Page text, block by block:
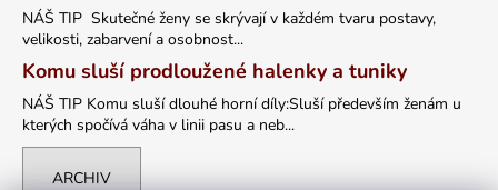
NÁŠ TIP Skutečné ženy se skrývají v každém tvaru postavy,
velikosti, zabarvení a osobnost...
Komu sluší prodloužené halenky a tuniky
NÁŠ TIP Komu sluší dlouhé horní díly:Sluší především ženám u
kterých spočívá váha v linii pasu a neb...
ARCHIV